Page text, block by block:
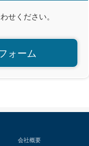
せください。
ォーム
会社概要